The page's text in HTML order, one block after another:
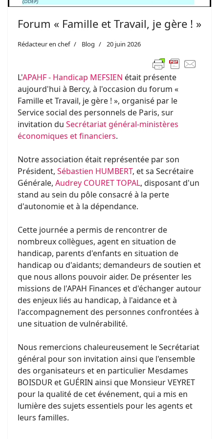
Forum « Famille et Travail, je gère ! »
Rédacteur en chef Blog 20 juin 2026
L'APAHF - Handicap MEFSIEN était présente
aujourd'hui à Bercy, à l'occasion du forum «
Famille et Travail, je gère ! », organisé par le
Service social des personnels de Paris, sur
invitation du Secrétariat général-ministères
économiques et financiers.
Notre association était représentée par son
Président, Sébastien HUMBERT, et sa Secrétaire
Générale, Audrey COURET TOPAL, disposant d'un
stand au sein du pôle consacré à la perte
d'autonomie et à la dépendance.
Cette journée a permis de rencontrer de
nombreux collègues, agent en situation de
handicap, parents d'enfants en situation de
handicap ou d'aidants; demandeurs de soutien et
que nous allons pouvoir aider. De présenter les
missions de l'APAH Finances et d'échanger autour
des enjeux liés au handicap, à l'aidance et à
l'accompagnement des personnes confrontées à
une situation de vulnérabilité.
Nous remercions chaleureusement le Secrétariat
général pour son invitation ainsi que l'ensemble
des organisateurs et en particulier Mesdames
BOISDUR et GUÉRIN ainsi que Monsieur VEYRET
pour la qualité de cet événement, qui a mis en
lumière des sujets essentiels pour les agents et
leurs familles.